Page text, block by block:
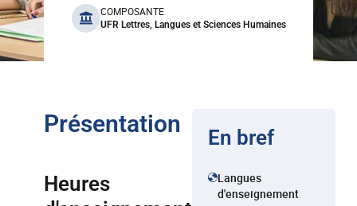
benefits
COMPOSANTE
UFR Lettres, Langues et Sciences Humaines
Présentation
Heures
En bref
Langues
d'enseignement